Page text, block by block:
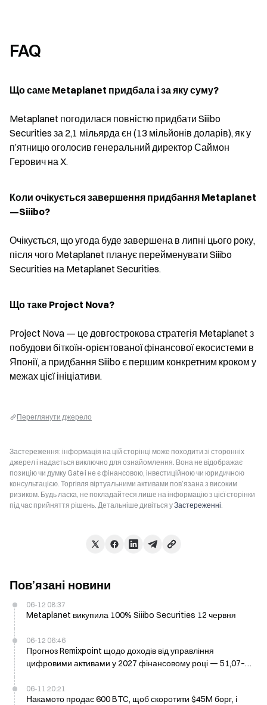
FAQ
Що саме Metaplanet придбала і за яку суму?
Metaplanet погодилася повністю придбати Siiibo
Securities за 2,1 мільярда єн (13 мільйонів доларів), як у
п’ятницю оголосив генеральний директор Саймон
Герoвич на X.
Коли очікується завершення придбання Metaplanet
—Siiibo?
Очікується, що угода буде завершена в липні цього року,
після чого Metaplanet планує перейменувати Siiibo
Securities на Metaplanet Securities.
Що таке Project Nova?
Project Nova — це довгострокова стратегія Metaplanet з
побудови біткоїн-орієнтованої фінансової екосистеми в
Японії, а придбання Siiibo є першим конкретним кроком у
межах цієї ініціативи.
Переглянути джерело
Застереження: інформація на цій сторінці може походити зі сторонніх
джерел і надається виключно для ознайомлення. Вона не відображає
позицію чи думку Gate і не є фінансовою, інвестиційною чи юридичною
консультацією. Торгівля віртуальними активами пов’язана з високим
ризиком. Будь ласка, не покладайтеся лише на інформацію з цієї сторінки
під час прийняття рішень. Детальніше дивіться уЗастереженні.
Пов’язані новини
06-12 08:37
Metaplanet викупила 100% Siiibo Securities 12 червня
06-12 06:46
Прогноз Remixpoint щодо доходів від управління
цифровими активами у 2027 фінансовому році — 51,07–
06-11 20:21
Накамото продає 600 BTC, щоб скоротити $45M борг, і